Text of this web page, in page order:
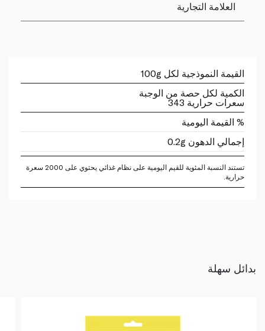
العلامة التجارية
القيمة النموذجية لكل 100g
الكمية لكل حصة من الوجبة
سعرات حرارية 343
% القيمة اليومية
إجمالي الدهون 0.2g
تستند النسبة المئوية للقيم اليومية على نظام غذائي يحتوي على 2000 سعرة
حرارية.
بدائل سهلة